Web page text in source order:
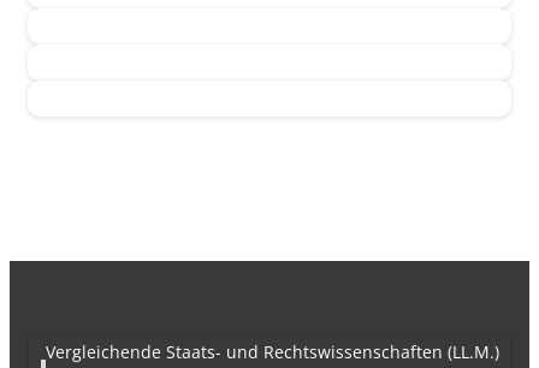
Vergleichende Staats- und Rechtswissenschaften (LL.M.)